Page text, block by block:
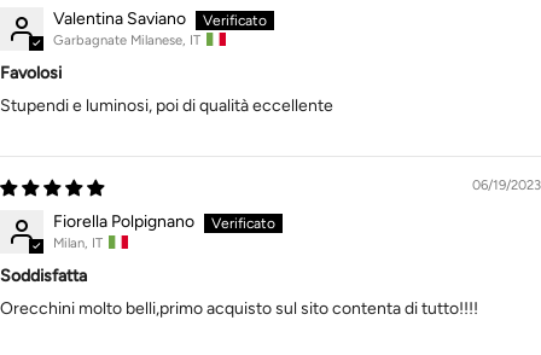
Valentina Saviano
Garbagnate Milanese, IT
Favolosi
Stupendi e luminosi, poi di qualità eccellente
06/19/2023
Fiorella Polpignano
Milan, IT
Soddisfatta
Orecchini molto belli,primo acquisto sul sito contenta di tutto!!!!